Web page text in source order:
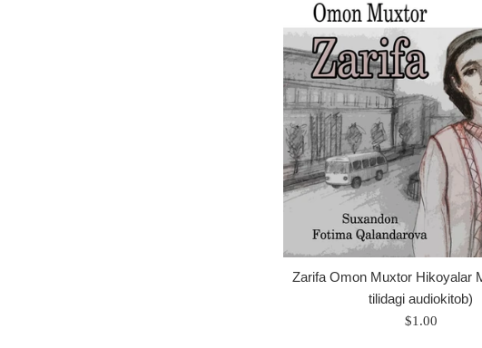
Zarifa Omon Muxtor Hikoyalar
tilidagi audiokitob)
Regular
$1.00